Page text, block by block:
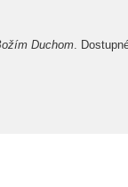
Duchom.